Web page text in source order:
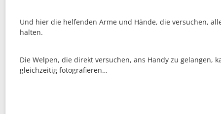
Und hier die helfenden Arme und Hände, die versuchen,
halten.
Die Welpen, die direkt versuchen, ans Handy zu gelangen,
gleichzeitig fotografieren…